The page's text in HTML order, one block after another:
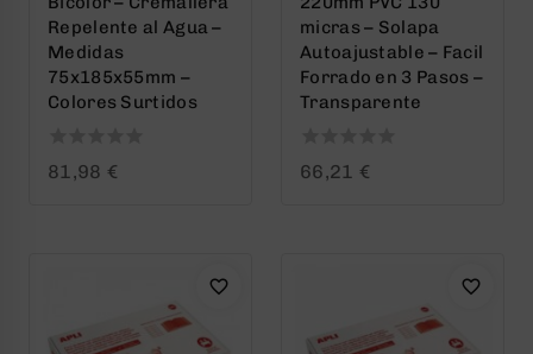
Repelente al Agua –
Medidas
75x185x55mm –
Colores Surtidos
0
81,98 €
micras – Solapa
Autoajustable – Facil
Forrado en 3 Pasos –
Transparente
0
66,21 €